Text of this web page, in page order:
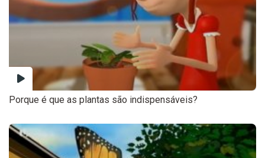
Porque é que as plantas são indispensáveis?